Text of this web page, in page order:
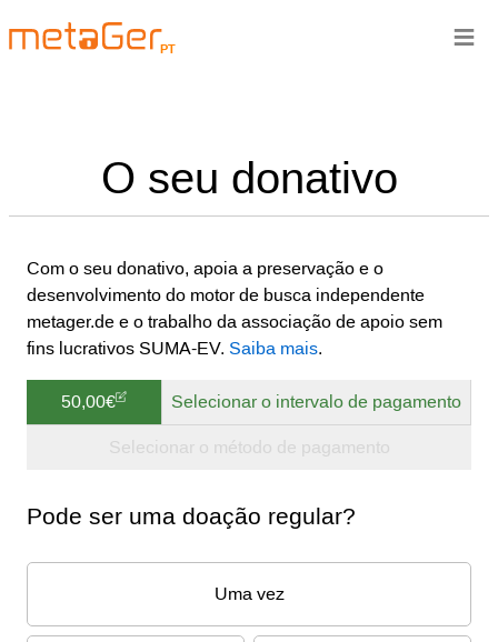
PT
O seu donativo
Com o seu donativo, apoia a preservação e o
desenvolvimento do motor de busca independente
metager.de e o trabalho da associação de apoio sem
fins lucrativos SUMA-EV. Saiba mais.
50,00€ Selecionar o intervalo de pagamento
Selecionar o método de pagamento
Pode ser uma doação regular?
Uma vez
≡